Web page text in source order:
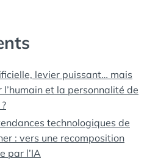
levier puissant… mais
et la personnalité de
technologiques de
: vers une recomposition
par l’IA